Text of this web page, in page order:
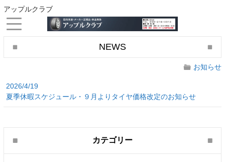
アップルクラブ
NEWS
お知らせ
2026/4/19
夏季休暇スケジュール・９月よりタイヤ価格改定のお知らせ
カテゴリー